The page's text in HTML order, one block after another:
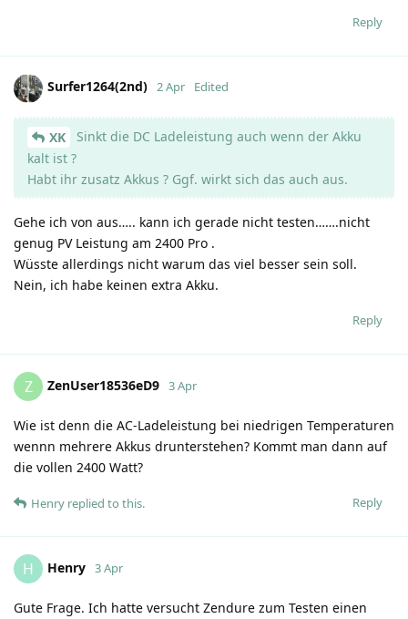
Reply
Surfer1264(2nd) 2 Apr Edited
XK
Sinkt die DC Ladeleistung auch wenn der Akku
kalt ist ?
Habt ihr zusatz Akkus ? Ggf. wirkt sich das auch aus.
Gehe ich von aus….. kann ich gerade nicht testen…….nicht
genug PV Leistung am 2400 Pro .
Wüsste allerdings nicht warum das viel besser sein soll.
Nein, ich habe keinen extra Akku.
Reply
Z ZenUser18536eD9 3 Apr
Wie ist denn die AC-Ladeleistung bei niedrigen Temperaturen
wennn mehrere Akkus drunterstehen? Kommt man dann auf
die vollen 2400 Watt?
Reply
Henry replied to this.
H Henry 3 Apr
Gute Frage. Ich hatte versucht Zendure zum Testen einen